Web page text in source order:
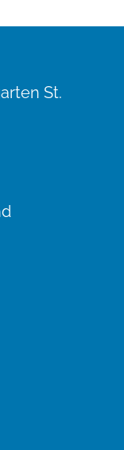
St.